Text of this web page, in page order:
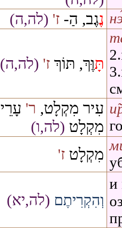
נֶגֶב, הַ- ז' (לה,ה)
תָּוֶּךְ, תּוֹךְ ז' (לה,ה)
עִיר מִקְלָט, ר' עָרֵי
מִקְלָט (לה,ו)
מִקְלָט ז'
и
וְהִקְרִיתֶם (לה,יא)